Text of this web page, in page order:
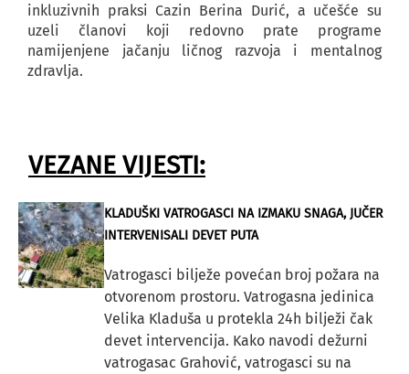
inkluzivnih praksi Cazin Berina Durić, a učešće su
uzeli članovi koji redovno prate programe
namijenjene jačanju ličnog razvoja i mentalnog
zdravlja.
VEZANE VIJESTI:
KLADUŠKI VATROGASCI NA IZMAKU SNAGA, JUČER
INTERVENISALI DEVET PUTA
Vatrogasci bilježe povećan broj požara na
otvorenom prostoru. Vatrogasna jedinica
Velika Kladuša u protekla 24h bilježi čak
devet intervencija. Kako navodi dežurni
vatrogasac Grahović, vatrogasci su na